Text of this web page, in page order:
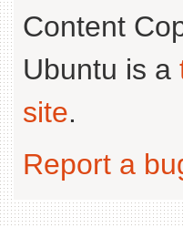
Content
Ubuntu is a
site.
Report a